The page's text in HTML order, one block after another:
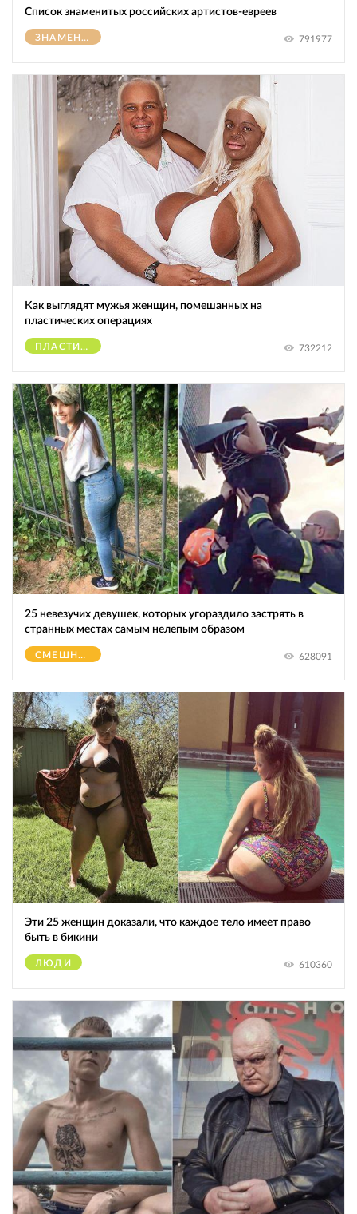
Список знаменитых российских артистов-евреев
ЗНАМЕНИТОСТИ 791977
Как выглядят мужья женщин, помешанных на
пластических операциях
ПЛАСТИЧЕСКИЕ ОПЕРАЦИИ 732212
25 невезучих девушек, которых угораздило застрять в
странных местах самым нелепым образом
СМЕШНОЕ 628091
Эти 25 женщин доказали, что каждое тело имеет право
быть в бикини
ЛЮДИ 610360